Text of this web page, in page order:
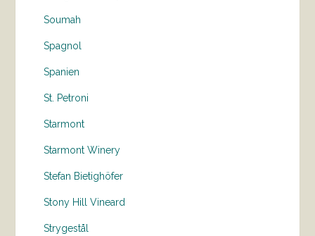
Soumah
Spagnol
Spanien
St. Petroni
Starmont
Starmont Winery
Stefan Bietighöfer
Stony Hill Vineard
Strygestål